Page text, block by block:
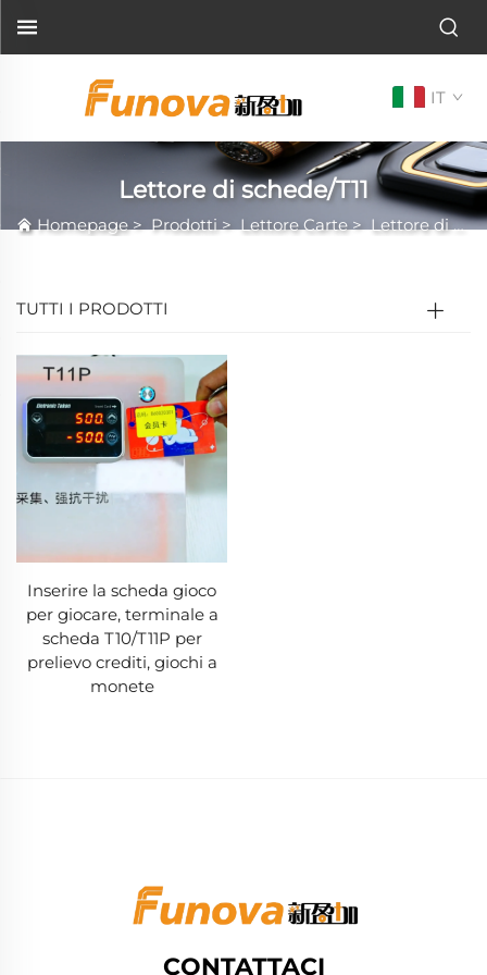
IT
Lettore di schede/T11
Homepage>Prodotti>Lettore Carte>Lettore di schede/T11
TUTTI I PRODOTTI
Inserire la scheda gioco
per giocare, terminale a
scheda T10/T11P per
prelievo crediti, giochi a
monete
CONTATTACI